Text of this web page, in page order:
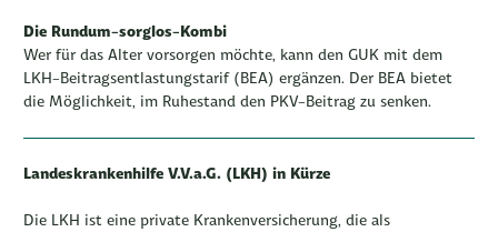
Die Rundum-sorglos-Kombi
Wer für das Alter vorsorgen möchte, kann den GUK mit dem
LKH-Beitragsentlastungstarif (BEA) ergänzen. Der BEA bietet
die Möglichkeit, im Ruhestand den PKV-Beitrag zu senken.
Landeskrankenhilfe V.V.a.G. (LKH) in Kürze
Die LKH ist eine private Krankenversicherung, die als